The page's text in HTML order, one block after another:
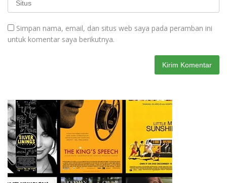
Simpan nama, email, dan situs web saya pada peramban ini
untuk komentar saya berikutnya.